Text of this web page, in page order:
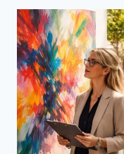
UN
ET